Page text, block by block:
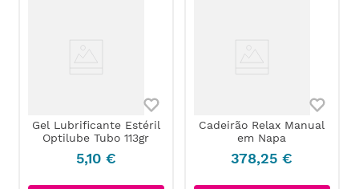
Gel Lubrificante Estéril
Optilube Tubo 113gr
5,10 €
Cadeirão Relax Manual
em Napa
378,25 €